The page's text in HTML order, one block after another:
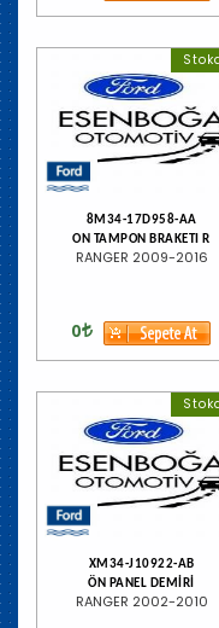
8M34-17D958-AA
ON TAMPON BRAKETI R
RANGER 2009-2016
0
XM34-J10922-AB
ÖN PANEL DEMİRİ
RANGER 2002-2010